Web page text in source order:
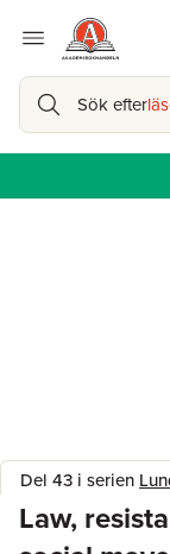
Sök efter
Del 43 i serien
Law,